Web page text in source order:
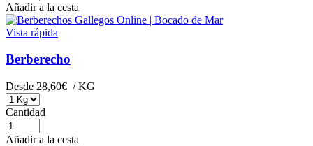
Añadir a la cesta
Vista rápida
Berberecho
Desde 28,60€ / KG
Cantidad
Añadir a la cesta